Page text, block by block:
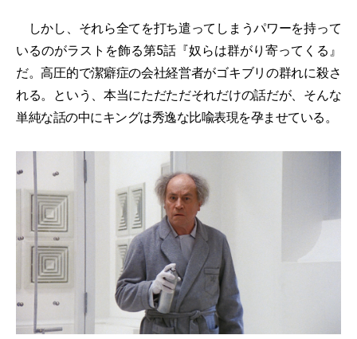
しかし、それら全てを打ち遣ってしまうパワーを持って
いるのがラストを飾る第5話『奴らは群がり寄ってくる』
だ。高圧的で潔癖症の会社経営者がゴキブリの群れに殺さ
れる。という、本当にただただそれだけの話だが、そんな
単純な話の中にキングは秀逸な比喩表現を孕ませている。